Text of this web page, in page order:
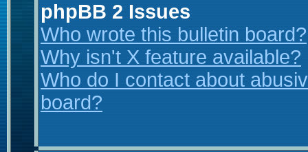
phpBB 2 Issues
Who wrote this bulletin board?
Why isn't X feature available?
Who do I contact about
board?